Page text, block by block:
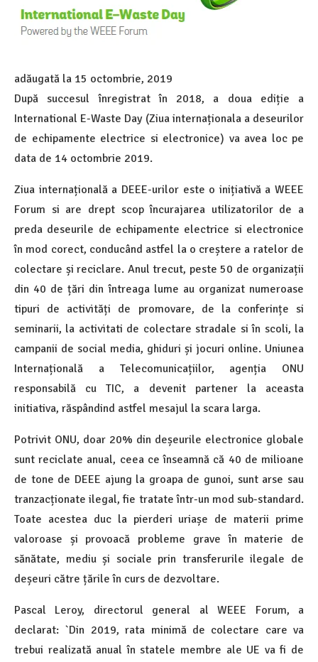
adăugată la 15 octombrie, 2019
După succesul înregistrat în 2018, a doua ediție a
International E-Waste Day (Ziua internaționala a deseurilor
de echipamente electrice si electronice) va avea loc pe
data de 14 octombrie 2019.
Ziua internațională a DEEE-urilor este o inițiativă a WEEE
Forum si are drept scop încurajarea utilizatorilor de a
preda deseurile de echipamente electrice si electronice
în mod corect, conducând astfel la o creștere a ratelor de
colectare și reciclare. Anul trecut, peste 50 de organizații
din 40 de țări din întreaga lume au organizat numeroase
tipuri de activități de promovare, de la conferințe si
seminarii, la activitati de colectare stradale si în scoli, la
campanii de social media, ghiduri și jocuri online. Uniunea
Internațională a Telecomunicațiilor, agenția ONU
responsabilă cu TIC, a devenit partener la aceasta
initiativa, răspândind astfel mesajul la scara larga.
Potrivit ONU, doar 20% din deșeurile electronice globale
sunt reciclate anual, ceea ce înseamnă că 40 de milioane
de tone de DEEE ajung la groapa de gunoi, sunt arse sau
tranzacționate ilegal, fie tratate într-un mod sub-standard.
Toate acestea duc la pierderi uriașe de materii prime
valoroase și provoacă probleme grave în materie de
sănătate, mediu și sociale prin transferurile ilegale de
deșeuri către țările în curs de dezvoltare.
Pascal Leroy, directorul general al WEEE Forum, a
declarat: `Din 2019, rata minimă de colectare care va
trebui realizată anual în statele membre ale UE va fi de